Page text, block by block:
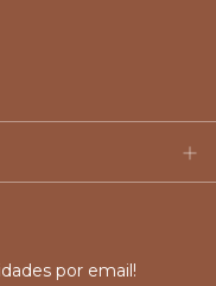
por email!